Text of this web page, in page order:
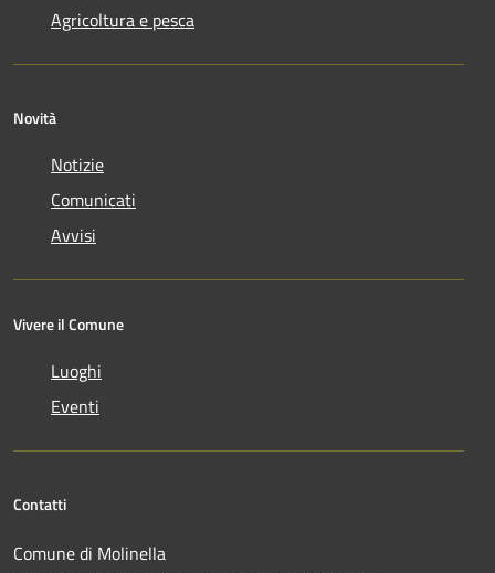
Agricoltura e pesca
Novità
Notizie
Comunicati
Avvisi
Vivere il Comune
Luoghi
Eventi
Contatti
Comune di Molinella